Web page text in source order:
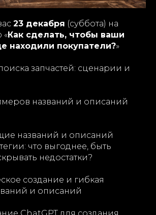
23 декабря (суббота) на
«Как сделать, чтобы ваши
находили покупатели?»
запчастей: сценарии и
названий и описаний
названий и описаний
что выгоднее, быть
недостатки?
создание и гибкая
и описаний